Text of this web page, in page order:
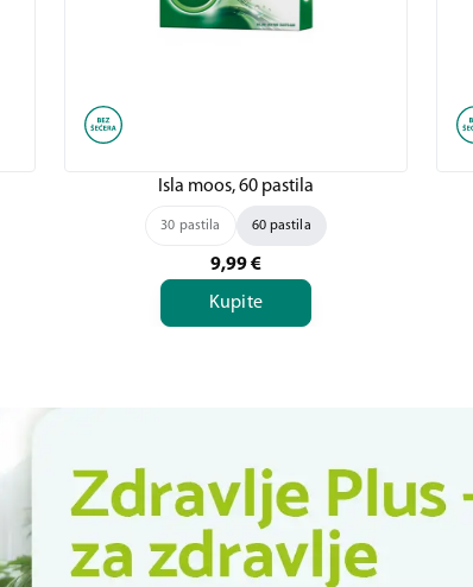
Isla moos, 60 pastila
30 pastila 60 pastila
9,99€
Kupite